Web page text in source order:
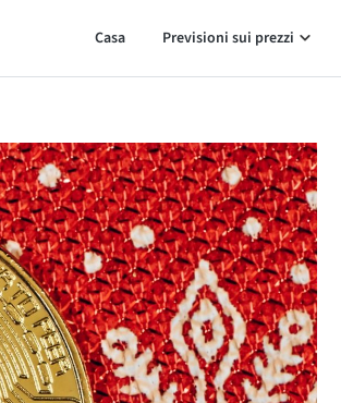
Casa Previsioni sui prezzi